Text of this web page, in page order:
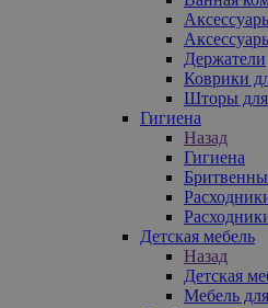
Держатели
Коврики
Шторы
Гигиена
Назад
Гигиена
Детская мебель
Назад
Детская
Мебель